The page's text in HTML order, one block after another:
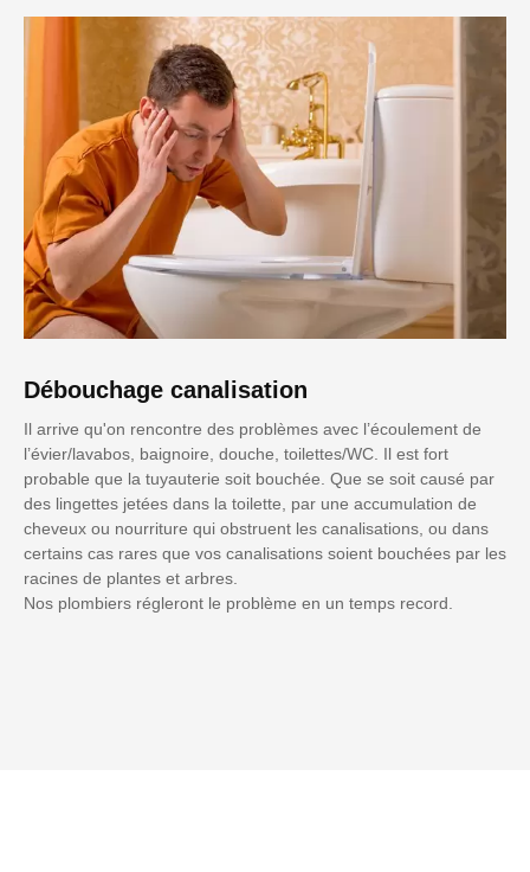
Débouchage canalisation
Il arrive qu'on rencontre des problèmes avec l’écoulement de
l’évier/lavabos, baignoire, douche, toilettes/WC. Il est fort
probable que la tuyauterie soit bouchée. Que se soit causé par
des lingettes jetées dans la toilette, par une accumulation de
cheveux ou nourriture qui obstruent les canalisations, ou dans
certains cas rares que vos canalisations soient bouchées par les
racines de plantes et arbres.
Nos plombiers régleront le problème en un temps record.